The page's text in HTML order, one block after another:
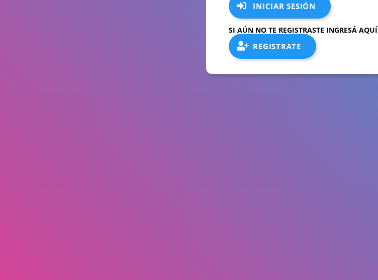
INICIAR SESIÓN
SI AÚN NO TE REGISTRASTE INGRESÁ AQUÍ
REGISTRATE